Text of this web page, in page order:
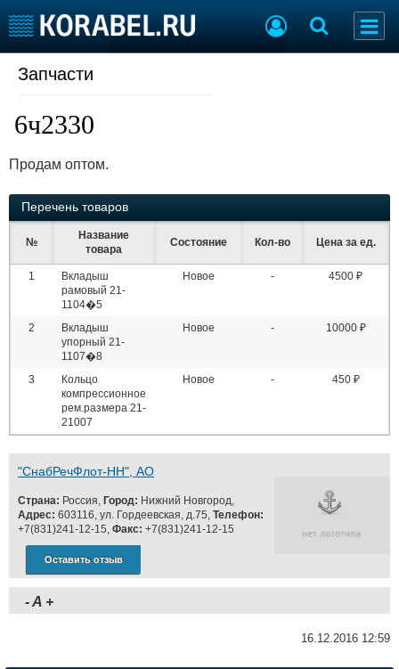
Судостроение
Новости
Репутация
Крюинг
Конференции
Выставки и семинары
Личности
Словарь
Галерея флота
Запчасти
6ч2330
Продам оптом.
Перечень товаров
№
Название
товара
Состояние Кол-во Цена за ед.
1
Вкладыш
рамовый 21-
1104�5
Новое - 4500 ₽
2
Вкладыш
упорный 21-
1107�8
Новое - 10000 ₽
3
Кольцо
компрессионное
рем.размера 21-
21007
Новое - 450 ₽
"СнабРечФлот-НН", АО
Страна: Россия, Город: Нижний Новгород,
Адрес: 603116, ул. Гордеевская, д.75, Телефон:
+7(831)241-12-15, Факс: +7(831)241-12-15
Оставить отзыв
-A +
16.12.2016 12:59